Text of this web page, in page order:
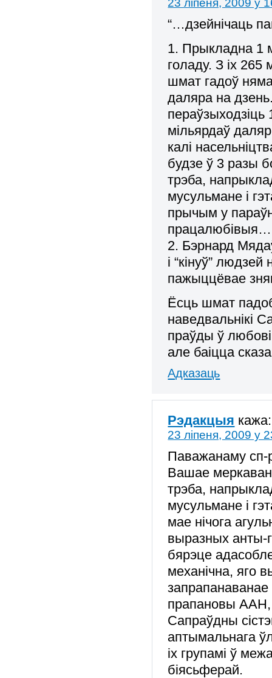
23 ліпеня, 2009 у
“…дзейнічаць
1. Прыкладна 1
голаду. З іх
шмат гадоў
даляра на
пераўзыходзіць
мільярдаў
калі
будзе ў 3 разы
трэба,
мусульмане і
прычым у
працалюбівыя…
2. Бэрнард
і “кінуў”
пажыццёвае
Ёсць шмат
наведвальнікі
праўды ў
але баіцца
Адказаць
Рэдакцыя кажа:
23 ліпеня, 2009 у
Паважанаму сп-
Вашае
трэба,
мусульмане і
мае нічога
выразных анты-
бярэце
механічна, яго
прапановы ААН,
Сапраўдны
аптымальнага
іх групамі ў
біясьферай.